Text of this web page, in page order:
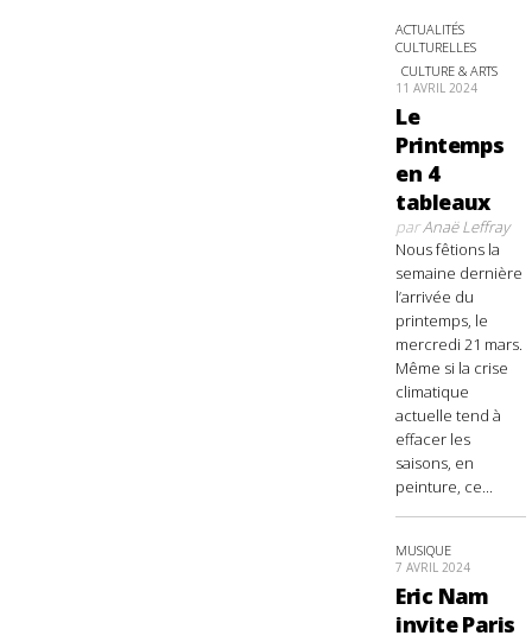
ACTUALITÉS
CULTURELLES
CULTURE & ARTS
11 AVRIL 2024
Le
Printemps
en 4
tableaux
parAnaë Leffray
Nous fêtions la
semaine dernière
l’arrivée du
printemps, le
mercredi 21 mars.
Même si la crise
climatique
actuelle tend à
effacer les
saisons, en
peinture, ce...
MUSIQUE
7 AVRIL 2024
Eric Nam
invite Paris